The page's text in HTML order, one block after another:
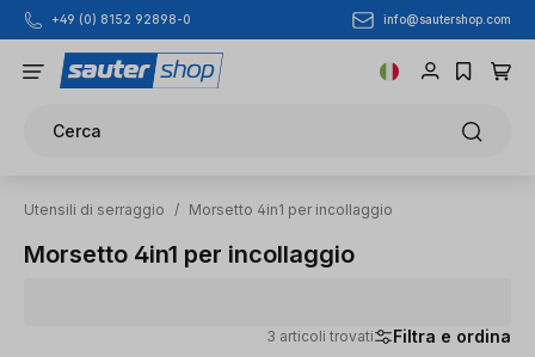
Passa al contenuto principale
+49 (0) 8152 92898-0 info@sautershop.com
Cerca
Utensili di serraggio / Morsetto 4in1 per incollaggio
Morsetto 4in1 per incollaggio
3 articoli trovati Filtra e ordina